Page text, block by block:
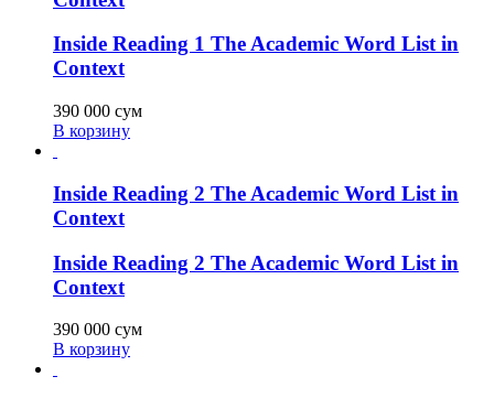
Inside Reading 1 The Academic Word List in
Context
390 000 сум
В корзину
Inside Reading 2 The Academic Word List in
Context
Inside Reading 2 The Academic Word List in
Context
390 000 сум
В корзину